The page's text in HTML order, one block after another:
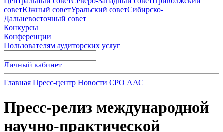
советЮжный советУральский советСибирско-
Дальневосточный совет
Конкурсы
Конференции
Пользователям аудиторских услуг
Личный кабинет
Главная Пресс-центр Новости СРО ААС
Пресс-релиз международной
научно-практической